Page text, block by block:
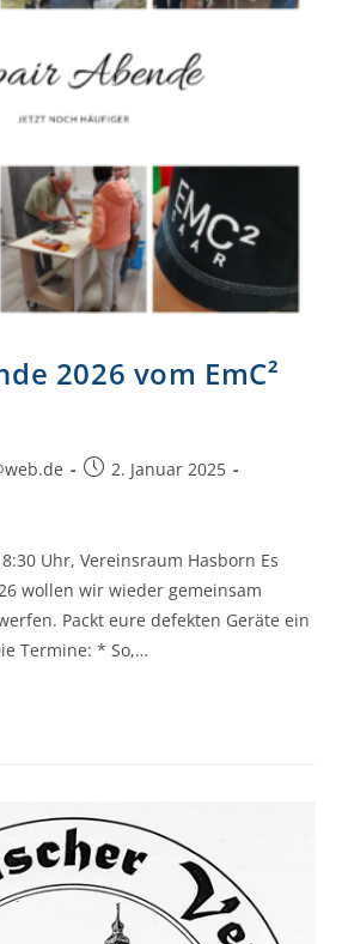
2026 vom EmC²
2. Januar 2025
Uhr, Vereinsraum Hasborn Es
wollen wir wieder gemeinsam
Packt eure defekten Geräte ein
Termine: * So,…